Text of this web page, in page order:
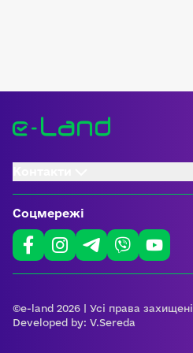
Соцмережі
©e-land 2026 | Усі права захищені
Developed by: V.Sereda